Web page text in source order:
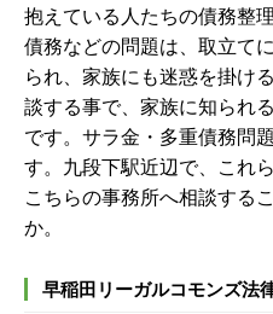
抱えている人たちの債務整
債務などの問題は、取立て
られ、家族にも迷惑を掛け
談する事で、家族に知られ
です。 サラ金・多重債務問
す。九段下駅近辺で、これ
こちらの事務所へ相談する
か。
早稲田リーガルコモンズ法